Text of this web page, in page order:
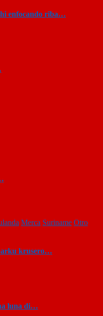
enfocando riba…
Merca Suriname Otro
krusero…
luna di…